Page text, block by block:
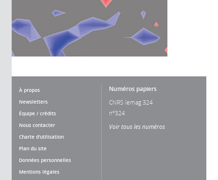
À propos
Newsletters
Équipe / crédits
Nous contacter
Charte d'utilisation
Plan du site
Données personnelles
Mentions légales
Numéros papiers
CNRS lemag 324
n°324
Voir tous les numéros